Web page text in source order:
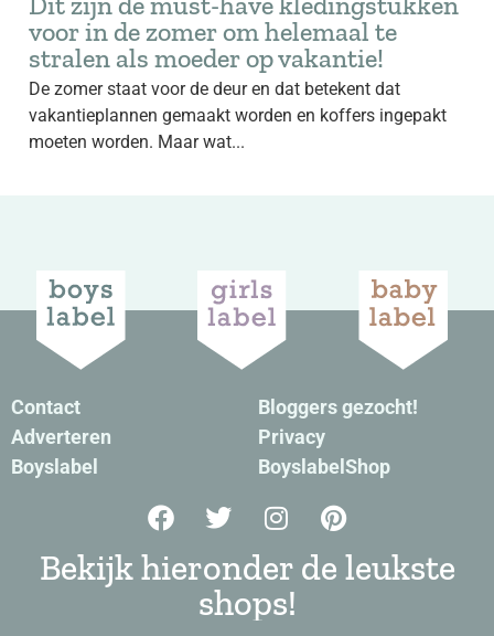
voor in de zomer om helemaal te
stralen als moeder op vakantie!
De zomer staat voor de deur en dat betekent dat
vakantieplannen gemaakt worden en koffers ingepakt
moeten worden. Maar wat...
Contact
Adverteren
Boyslabel
Bloggers gezocht!
Privacy
BoyslabelShop
Bekijk hieronder de leukste
shops!